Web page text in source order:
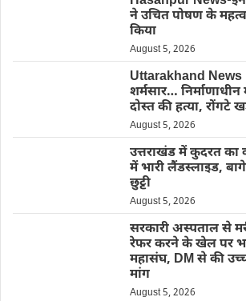
ने उचित पोषण के
किया
August 5, 2026
Uttarakhand News
शर्मसार…
दोस्त की हत्या, रोंगटे
August 5, 2026
उत्तराखंड में कुदरत का
में भारी लैंडस्लाइड,
छुट्टी
August 5, 2026
सरकारी अस्पताल से
रेफर करने के खेल पर
महासंघ, DM से की
मांग
August 5, 2026